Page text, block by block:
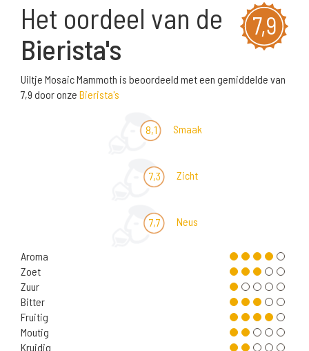
7,9
Het oordeel van de
Bierista's
Uiltje Mosaic Mammoth is beoordeeld met een gemiddelde van
7,9 door onze Bierista's
8,1 Smaak
7,3 Zicht
7,7 Neus
Aroma
Zoet
Zuur
Bitter
Fruitig
Moutig
Kruidig